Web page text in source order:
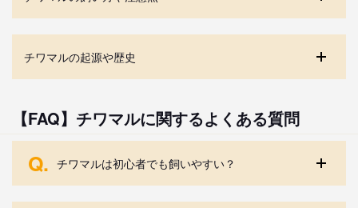
チワマルの起源や歴史
【FAQ】チワマルに関するよくある質問
Q. チワマルは初心者でも飼いやすい？